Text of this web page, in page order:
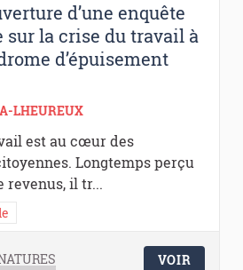
d’une enquête
la crise du travail à
d’épuisement
LHEUREUX
est au cœur des
Longtemps perçu
revenus, il tr...
VOIR